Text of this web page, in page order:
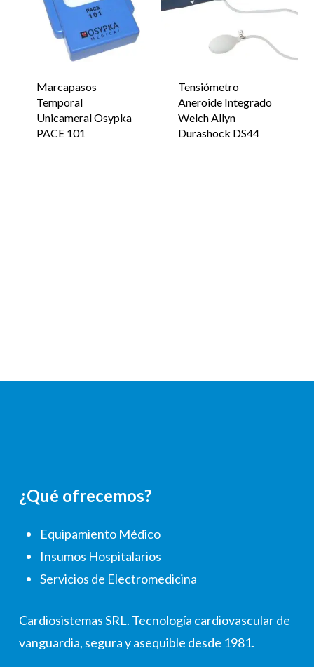
Marcapasos
Temporal
Unicameral Osypka
PACE 101
Tensiómetro
Aneroide Integrado
Welch Allyn
Durashock DS44
¿Qué ofrecemos?
Equipamiento Médico
Insumos Hospitalarios
Servicios de Electromedicina
Cardiosistemas SRL. Tecnología cardiovascular de
vanguardia, segura y asequible desde 1981.